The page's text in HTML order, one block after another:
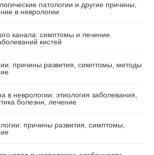
патологии и другие причины,
в неврологии
канала: симптомы и лечение
кистей
причины развития, симптомы, методы
в неврологии: этиология заболевания,
болезни, лечение
причины развития, симптомы,